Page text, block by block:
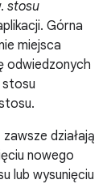
stosu
Górna
miejsca
odwiedzonych
działają
nowego
lub wysunięciu